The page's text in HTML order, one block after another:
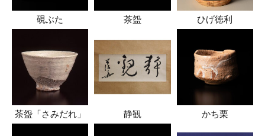
硯ぶた 茶盌 ひげ徳利
茶盌「さみだれ」 静観 かち栗